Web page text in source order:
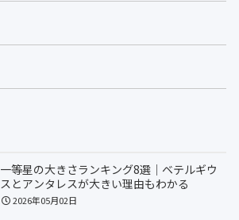
一等星の大きさランキング8選｜ベテルギウ
スとアンタレスが大きい理由もわかる
2026年05月02日